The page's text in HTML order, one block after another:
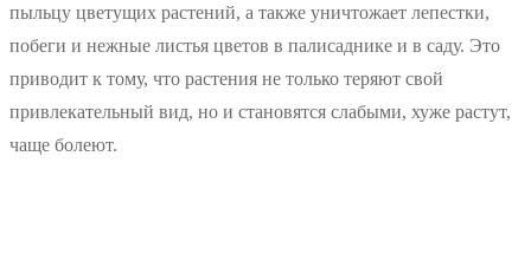
пыльцу цветущих растений, а также уничтожает лепестки,
побеги и нежные листья цветов в палисаднике и в саду. Это
приводит к тому, что растения не только теряют свой
привлекательный вид, но и становятся слабыми, хуже растут,
чаще болеют.